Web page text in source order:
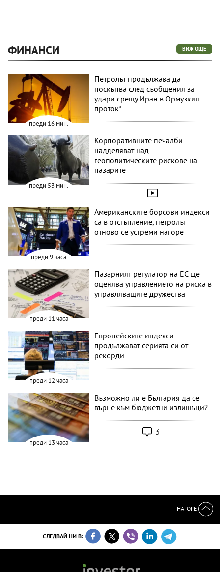
ФИНАНСИ ВИЖ ОЩЕ
преди 16 мин.
Петролът продължава да
поскъпва след съобщения за
удари срещу Иран в Ормузкия
проток*
преди 53 мин.
Корпоративните печалби
надделяват над
геополитическите рискове на
пазарите
преди 9 часа
Американските борсови индекси
са в отстъпление, петролът
отново се устреми нагоре
преди 11 часа
Пазарният регулатор на ЕС ще
оценява управлението на риска в
управляващите дружества
преди 12 часа
Европейските индекси
продължават серията си от
рекорди
преди 13 часа
Възможно ли е България да се
върне към бюджетни излишъци?
3
НАГОРЕ
СЛЕДВАЙ НИ В: